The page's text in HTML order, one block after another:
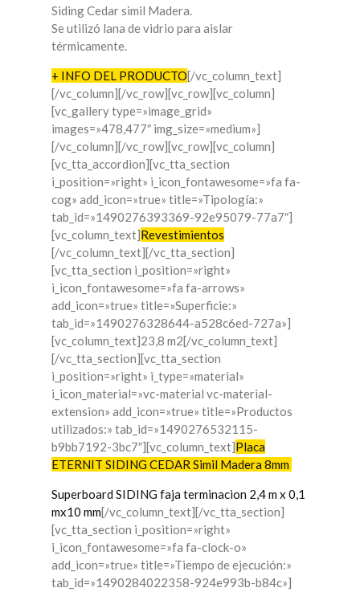
Siding Cedar simil Madera.
Se utilizó lana de vidrio para aislar
térmicamente.
+ INFO DEL PRODUCTO[/vc_column_text]
[/vc_column][/vc_row][vc_row][vc_column]
[vc_gallery type=»image_grid»
images=»478,477″ img_size=»medium»]
[/vc_column][/vc_row][vc_row][vc_column]
[vc_tta_accordion][vc_tta_section
i_position=»right» i_icon_fontawesome=»fa fa-
cog» add_icon=»true» title=»Tipología:»
tab_id=»1490276393369-92e95079-77a7″]
[vc_column_text]Revestimientos
[/vc_column_text][/vc_tta_section]
[vc_tta_section i_position=»right»
i_icon_fontawesome=»fa fa-arrows»
add_icon=»true» title=»Superficie:»
tab_id=»1490276328644-a528c6ed-727a»]
[vc_column_text]23,8 m2[/vc_column_text]
[/vc_tta_section][vc_tta_section
i_position=»right» i_type=»material»
i_icon_material=»vc-material vc-material-
extension» add_icon=»true» title=»Productos
utilizados:» tab_id=»1490276532115-
b9bb7192-3bc7″][vc_column_text]Placa
ETERNIT SIDING CEDAR Simil Madera 8mm
Superboard SIDING faja terminacion 2,4 m x 0,1
mx10 mm[/vc_column_text][/vc_tta_section]
[vc_tta_section i_position=»right»
i_icon_fontawesome=»fa fa-clock-o»
add_icon=»true» title=»Tiempo de ejecución:»
tab_id=»1490284022358-924e993b-b84c»]